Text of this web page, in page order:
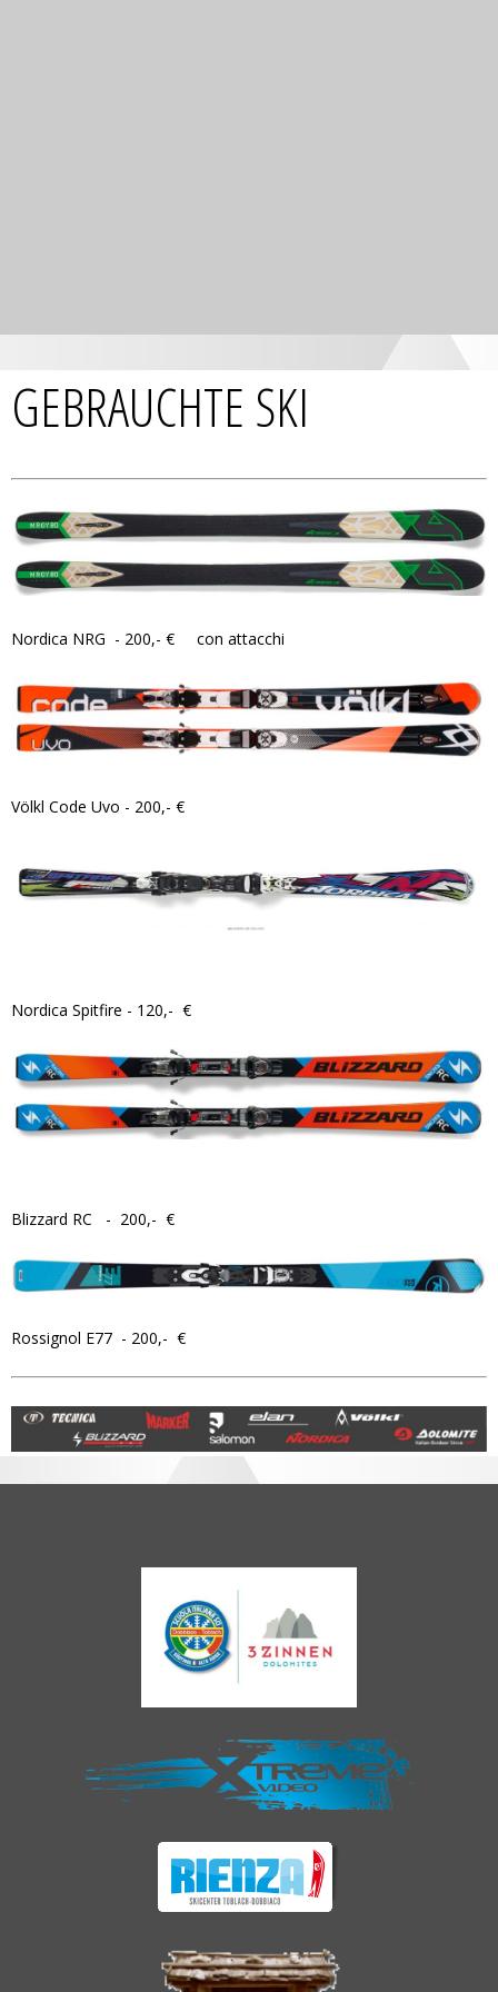
GEBRAUCHTE SKI
Nordica NRG - 200,- € con attacchi
Völkl Code Uvo - 200,- €
Nordica Spitfire - 120,- €
Blizzard RC - 200,- €
Rossignol E77 - 200,- €